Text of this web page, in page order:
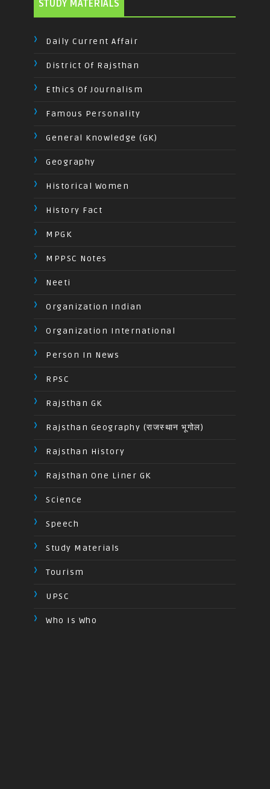
STUDY MATERIALS
Daily Current Affair
District Of Rajsthan
Ethics Of Journalism
Famous Personality
General Knowledge (GK)
Geography
Historical Women
History Fact
MPGK
MPPSC Notes
Neeti
Organization Indian
Organization International
Person In News
RPSC
Rajsthan GK
Rajsthan Geography (राजस्थान भूगोल)
Rajsthan History
Rajsthan One Liner GK
Science
Speech
Study Materials
Tourism
UPSC
Who Is Who